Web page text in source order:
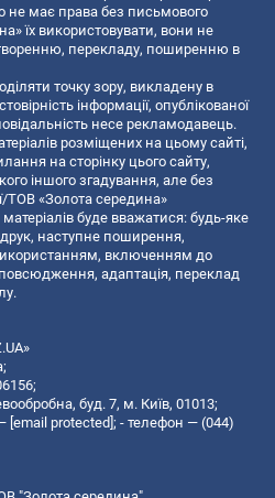
не має права без письмового
їх використовувати, вони не
перекладу, поширенню в
точку зору, викладену в
інформації, опублікованої
несе рекламодавець.
розміщених на цьому сайті,
на сторінку цього сайту,
іншого згадування, але без
ТОВ «Золота середина»
буде вважатися: будь-яке
наступне поширення,
включенням до
адаптація, переклад
буд. 7, м. Київ, 01013;
[email protected] ; - телефон — (044)